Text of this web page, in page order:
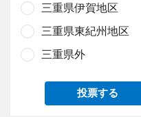
三重県伊賀地区
三重県東紀州地区
三重県外
投票する